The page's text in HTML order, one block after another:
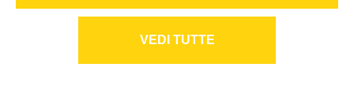
VEDI TUTTE